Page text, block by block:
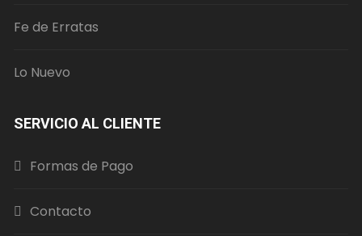
Fe de Erratas
Lo Nuevo
SERVICIO AL CLIENTE
Formas de Pago
Contacto